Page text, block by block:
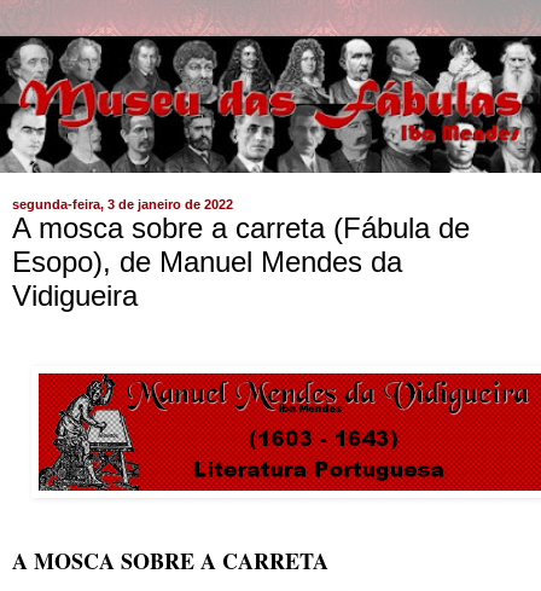
segunda-feira, 3 de janeiro de 2022
A mosca sobre a carreta (Fábula de
Esopo), de Manuel Mendes da
Vidigueira
A MOSCA SOBRE A CARRETA